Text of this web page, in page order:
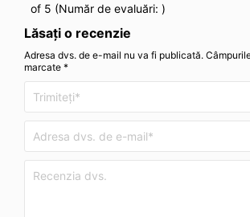
of 5 (Număr de evaluări: )
Lăsați o recenzie
Adresa dvs. de e-mail nu va fi publicată.
marcate *